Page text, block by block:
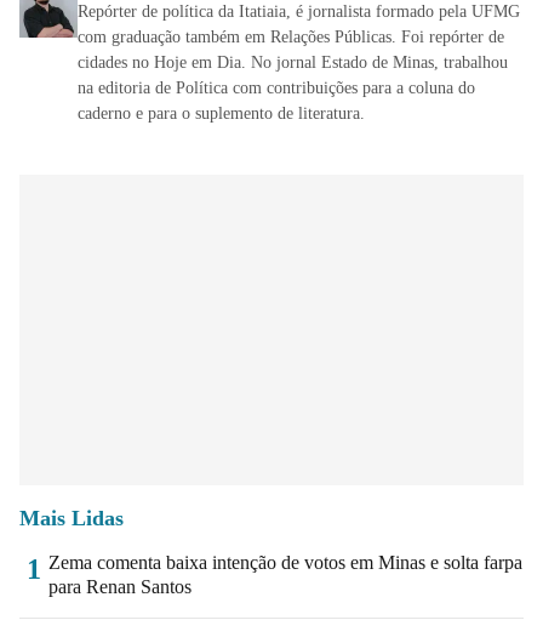
Repórter de política da Itatiaia, é jornalista formado pela UFMG
com graduação também em Relações Públicas. Foi repórter de
cidades no Hoje em Dia. No jornal Estado de Minas, trabalhou
na editoria de Política com contribuições para a coluna do
caderno e para o suplemento de literatura.
Mais Lidas
1 Zema comenta baixa intenção de votos em Minas e solta farpa
para Renan Santos